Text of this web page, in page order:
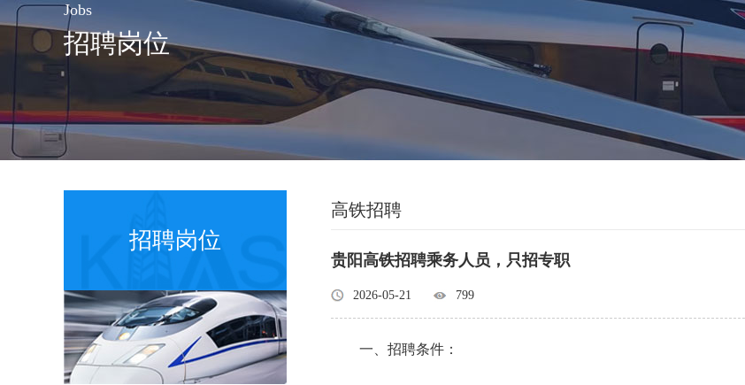
Jobs
招聘岗位
招聘岗位
高铁招聘
贵阳高铁招聘乘务人员，只招专职
2026-05-21 799
一、招聘条件：